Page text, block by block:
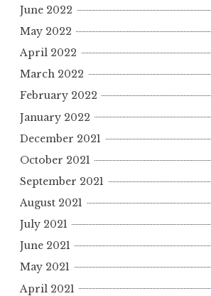
June 2022
May 2022
April 2022
March 2022
February 2022
January 2022
December 2021
October 2021
September 2021
August 2021
July 2021
June 2021
May 2021
April 2021